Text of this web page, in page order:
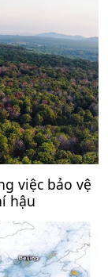
việc bảo vệ
hậu